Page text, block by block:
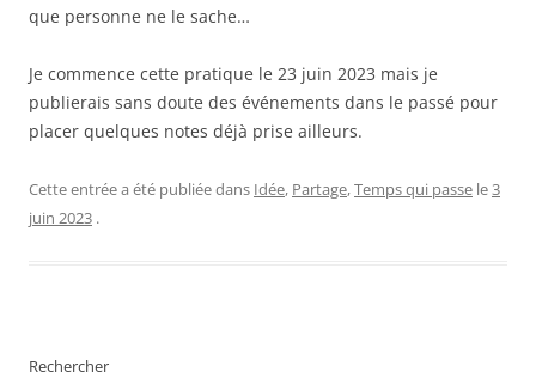
que personne ne le sache…
Je commence cette pratique le 23 juin 2023 mais je
publierais sans doute des événements dans le passé pour
placer quelques notes déjà prise ailleurs.
Cette entrée a été publiée dans Idée, Partage,Temps qui passe le3
juin 2023 .
Rechercher